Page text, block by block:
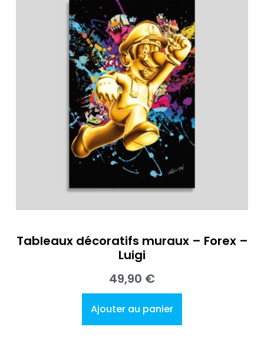
Tableaux décoratifs muraux – Forex –
Luigi
49,90 €
Ajouter au panier